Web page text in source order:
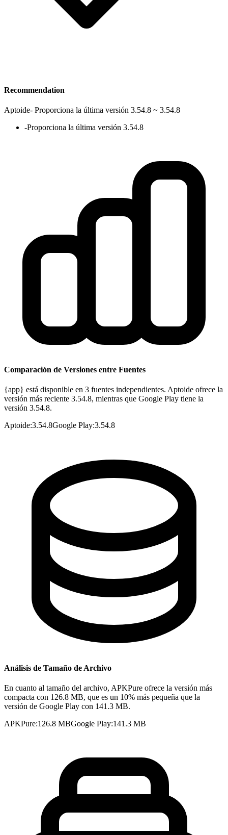
Recommendation
Aptoide- Proporciona la última versión 3.54.8 ~ 3.54.8
-Proporciona la última versión 3.54.8
Comparación de Versiones entre Fuentes
{app} está disponible en 3 fuentes independientes. Aptoide ofrece la
versión más reciente 3.54.8, mientras que Google Play tiene la
versión 3.54.8.
Aptoide:3.54.8Google Play:3.54.8
Análisis de Tamaño de Archivo
En cuanto al tamaño del archivo, APKPure ofrece la versión más
compacta con 126.8 MB, que es un 10% más pequeña que la
versión de Google Play con 141.3 MB.
APKPure:126.8 MBGoogle Play:141.3 MB